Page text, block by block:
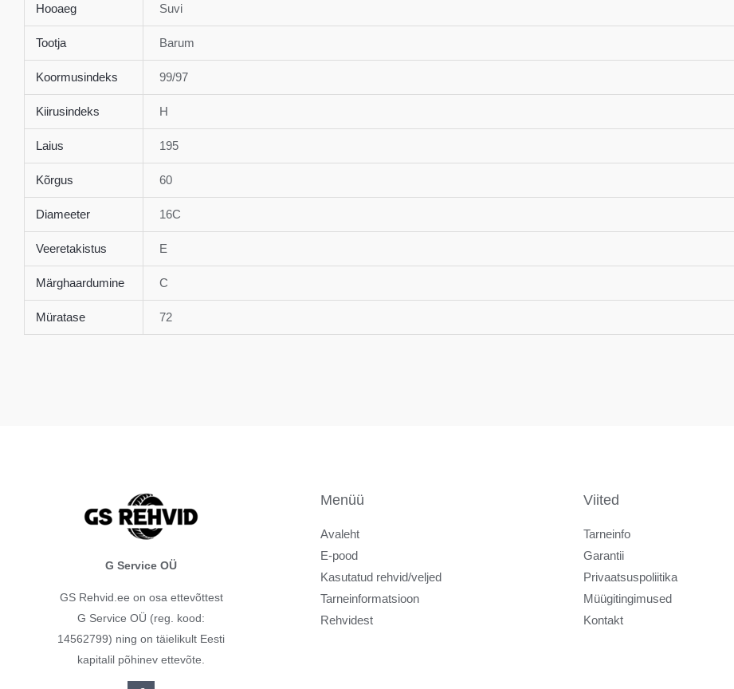
Hooaeg Suvi
Tootja Barum
Koormusindeks 99/97
Kiirusindeks H
Laius 195
Kõrgus 60
Diameeter 16C
Veeretakistus E
Märghaardumine C
Müratase 72
G Service OÜ
GS Rehvid.ee on osa ettevõttest
G Service OÜ (reg. kood:
14562799) ning on täielikult Eesti
kapitalil põhinev ettevõte.
Menüü
Avaleht
E-pood
Kasutatud rehvid/veljed
Tarneinformatsioon
Rehvidest
Viited
Tarneinfo
Garantii
Privaatsuspoliitika
Müügitingimused
Kontakt